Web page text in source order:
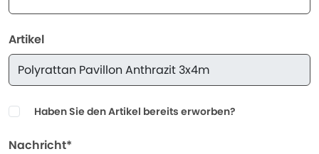
Artikel
Haben Sie den Artikel bereits erworben?
Nachricht*